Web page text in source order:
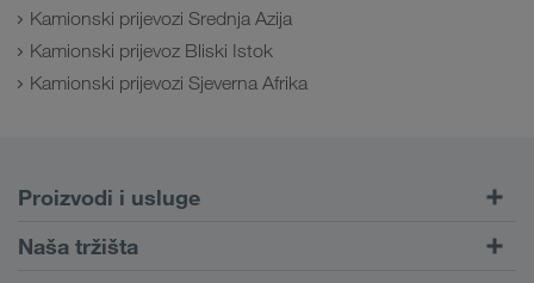
Kamionski prijevozi Srednja Azija
Kamionski prijevoz Bliski Istok
Kamionski prijevozi Sjeverna Afrika
Proizvodi i usluge
Cestovni prijevoz
Naša tržišta